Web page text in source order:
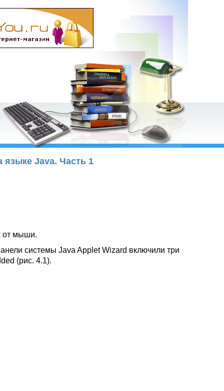
Java. Часть 1
от мыши.
системы Java Applet Wizard включили три
(рис. 4.1).